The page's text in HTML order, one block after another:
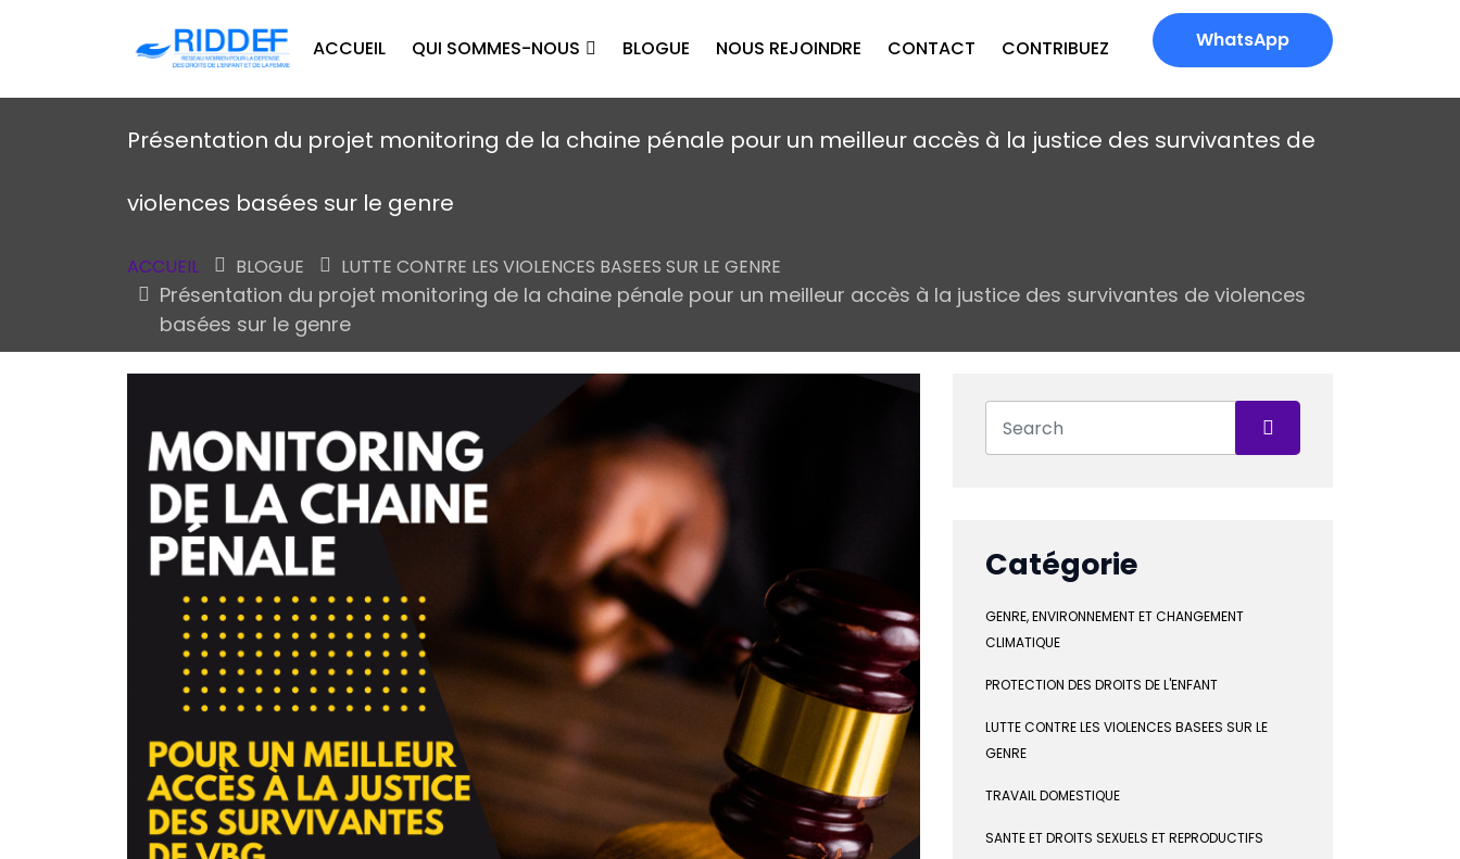
ACCUEIL QUI SOMMES-NOUS BLOGUE NOUS REJOINDRE CONTACT CONTRIBUEZ WhatsApp
Présentation du projet monitoring de la chaine pénale pour un meilleur accès à la justice des survivantes de
violences basées sur le genre
ACCUEIL BLOGUE LUTTE CONTRE LES VIOLENCES BASEES SUR LE GENRE
Présentation du projet monitoring de la chaine pénale pour un meilleur accès à la justice des survivantes de violences
basées sur le genre
Catégorie
GENRE, ENVIRONNEMENT ET CHANGEMENT
CLIMATIQUE
PROTECTION DES DROITS DE L'ENFANT
LUTTE CONTRE LES VIOLENCES BASEES SUR LE
GENRE
TRAVAIL DOMESTIQUE
SANTE ET DROITS SEXUELS ET REPRODUCTIFS